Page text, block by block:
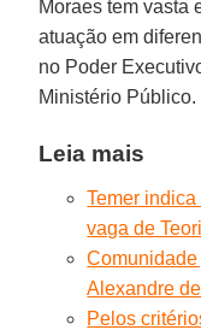
Moraes tem vasta
atuação em
no Poder
Ministério Público.
Leia mais
Temer
vaga de
Alexandre
Pelos